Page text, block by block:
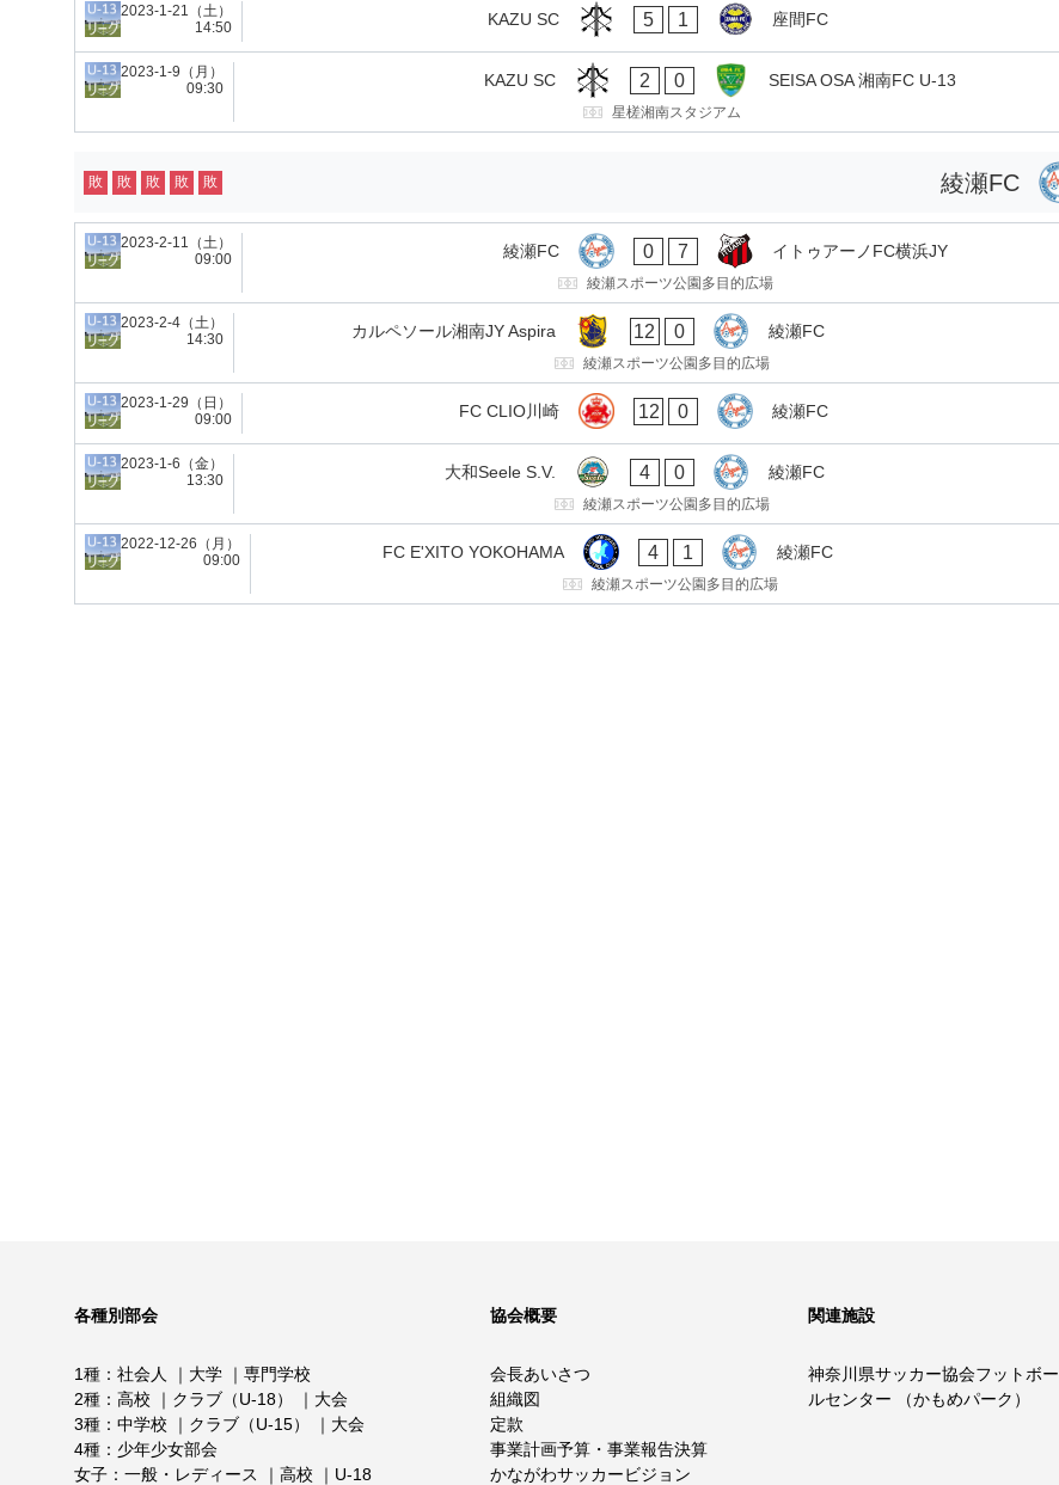
2023-1-21（土）
14:50
KAZU SC 5 1 座間FC
2023-1-9（月）
09:30
KAZU SC 2 0 SEISA OSA 湘南FC U-13
星槎湘南スタジアム
綾瀬FC
敗 敗 敗 敗 敗
2023-2-11（土）
09:00
綾瀬FC 0 7 イトゥアーノFC横浜JY
綾瀬スポーツ公園多目的広場
2023-2-4（土）
14:30
カルペソール湘南JY Aspira 12 0 綾瀬FC
綾瀬スポーツ公園多目的広場
2023-1-29（日）
09:00
FC CLIO川崎 12 0 綾瀬FC
2023-1-6（金）
13:30
大和Seele S.V. 4 0 綾瀬FC
綾瀬スポーツ公園多目的広場
2022-12-26（月）
09:00
FC E'XITO YOKOHAMA 4 1 綾瀬FC
綾瀬スポーツ公園多目的広場
各種別部会
1種 社会人 大学
専門学校
2種
高校 クラブ（U-18）
大会
3種
中学校 クラブ（U-15）
大会
4種
少年少女部会
女子
一般・レディース 高校 U-18
協会概要
会長あいさつ
組織図
定款
事業計画予算・事業報告決算
かながわサッカービジョン
関連施設
神奈川県サッカー協会フットボー
ルセンター （かもめパーク）